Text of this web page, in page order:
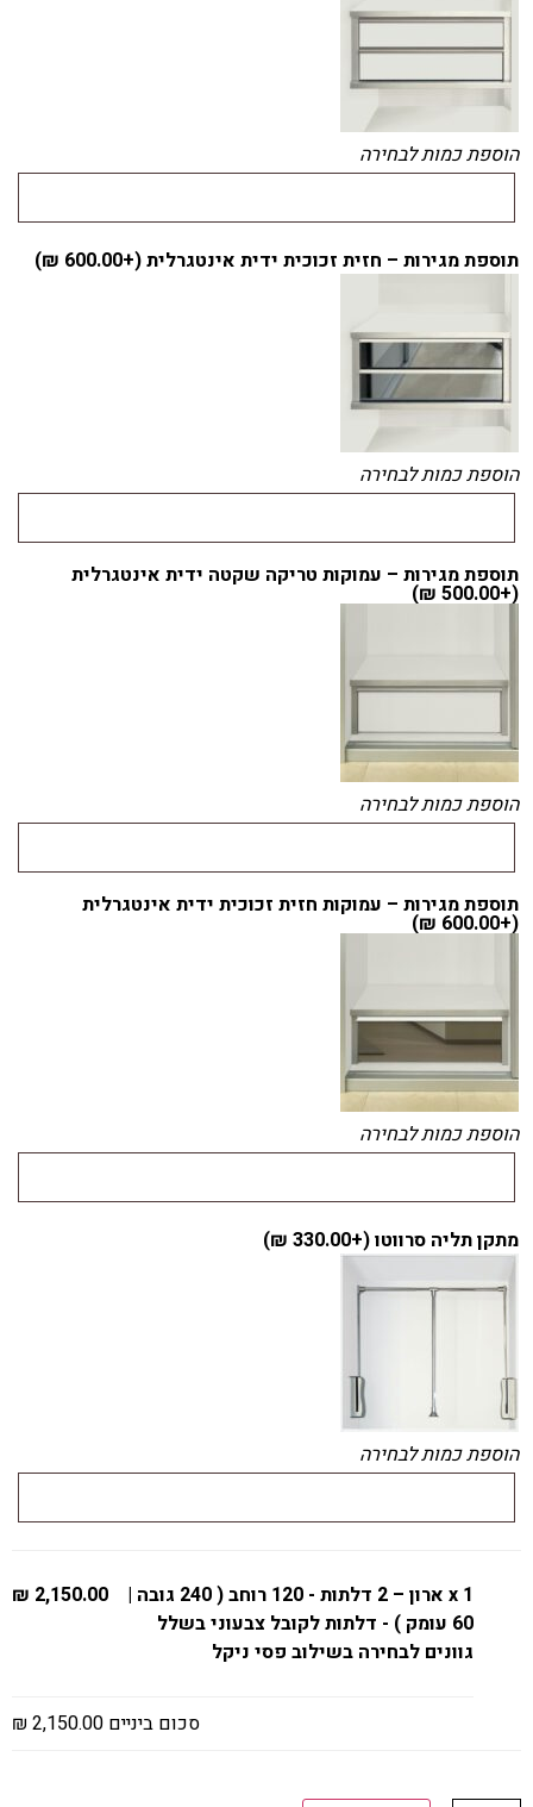
הוספת כמות לבחירה
תוספת מגירות – חזית זכוכית ידית אינטגרלית (+600.00
₪
)
הוספת כמות לבחירה
תוספת מגירות – עמוקות טריקה שקטה ידית אינטגרלית
(+
500.00
₪
)
הוספת כמות לבחירה
תוספת מגירות – עמוקות חזית זכוכית ידית אינטגרלית
(+
600.00
₪
)
הוספת כמות לבחירה
מתקן תליה סרווטו (+330.00
₪
)
הוספת כמות לבחירה
x 1
ארון – 2 דלתות - 120 רוחב ( 240 גובה |
60 עומק ) - דלתות לקובל צבעוני בשלל
גוונים לבחירה בשילוב פסי ניקל
2,150.00 ₪
סכום ביניים 2,150.00 ₪